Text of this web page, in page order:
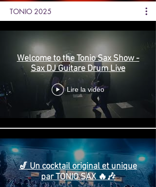
TONIO 2025
Welcome to the Tonio Sax Show -
Sax DJ Guitare Drum Live
Lire la vidéo
🎷 Un cocktail original et unique
par TONIO SAX 🔥🎶